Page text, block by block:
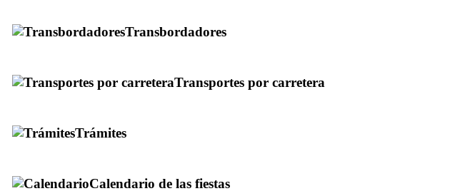
Transbordadores
Transportes por carretera
Trámites
Calendario de las fiestas